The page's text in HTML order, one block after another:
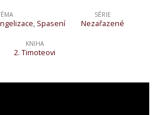
, Spasení
SÉRIE
Nezařazené
KNIHA
2. Timoteovi